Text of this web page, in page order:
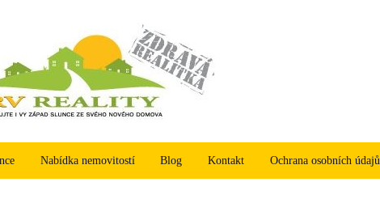
Nabídka nemovitostí Blog Kontakt Ochrana osobních údajů